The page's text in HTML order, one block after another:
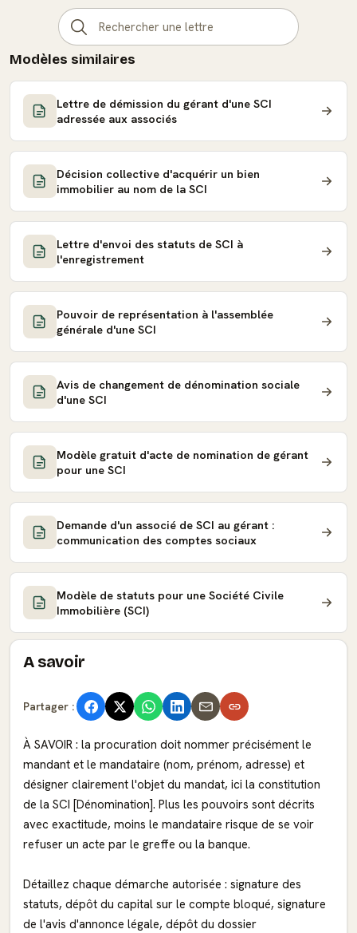
Modèles similaires
Lettre de démission du gérant d'une SCI
adressée aux associés
Décision collective d'acquérir un bien
immobilier au nom de la SCI
Lettre d'envoi des statuts de SCI à
l'enregistrement
Pouvoir de représentation à l'assemblée
générale d'une SCI
Avis de changement de dénomination sociale
d'une SCI
Modèle gratuit d'acte de nomination de gérant
pour une SCI
Demande d'un associé de SCI au gérant :
communication des comptes sociaux
Modèle de statuts pour une Société Civile
Immobilière (SCI)
A savoir
Partager :
À SAVOIR : la procuration doit nommer précisément le
mandant et le mandataire (nom, prénom, adresse) et
désigner clairement l'objet du mandat, ici la constitution
de la SCI [Dénomination]. Plus les pouvoirs sont décrits
avec exactitude, moins le mandataire risque de se voir
refuser un acte par le greffe ou la banque.
Détaillez chaque démarche autorisée : signature des
statuts, dépôt du capital sur le compte bloqué, signature
de l'avis d'annonce légale, dépôt du dossier